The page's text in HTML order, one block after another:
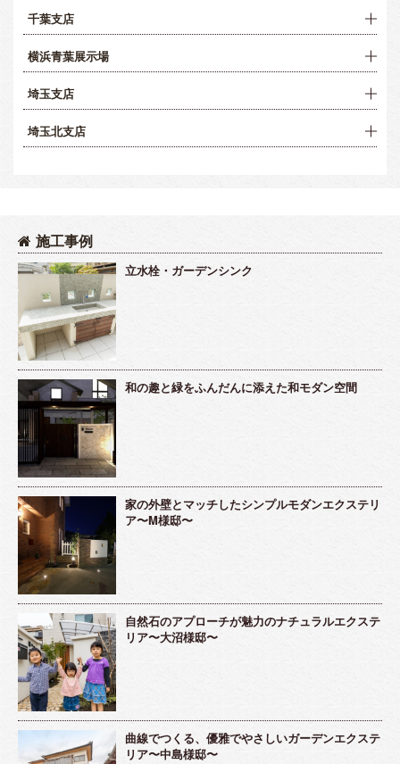
千葉支店
横浜青葉展示場
埼玉支店
埼玉北支店
施工事例
立水栓・ガーデンシンク
和の趣と緑をふんだんに添えた和モダン空間
家の外壁とマッチしたシンプルモダンエクステリ
ア〜M様邸〜
自然石のアプローチが魅力のナチュラルエクステ
リア〜大沼様邸〜
曲線でつくる、優雅でやさしいガーデンエクステ
リア〜中島様邸〜